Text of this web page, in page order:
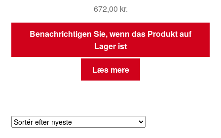
672,00 kr.
Benachrichtigen Sie, wenn das Produkt auf
Lager ist
Læs mere